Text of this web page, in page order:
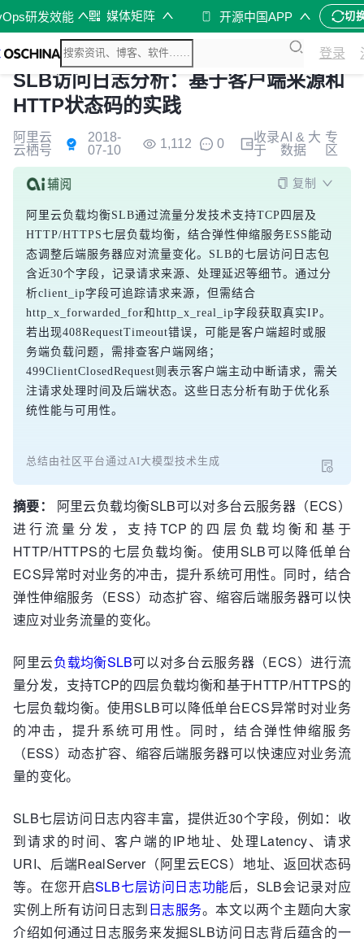
研发效能 媒体矩阵 开源中国APP 切
登录
SLB访问日志分析：基于客户端来源和
HTTP状态码的实践
阿里云
云栖号
2018-
07-10
1,112 0
收录
于
AI & 大
数据
专
区
复制
阿里云负载均衡SLB通过流量分发技术支持TCP四层及
HTTP/HTTPS七层负载均衡，结合弹性伸缩服务ESS能动
态调整后端服务器应对流量变化。SLB的七层访问日志包
含近30个字段，记录请求来源、处理延迟等细节。通过分
析client_ip字段可追踪请求来源，但需结合
http_x_forwarded_for和http_x_real_ip字段获取真实IP。
若出现408RequestTimeout错误，可能是客户端超时或服
务端负载问题，需排查客户端网络；
499ClientClosedRequest则表示客户端主动中断请求，需关
注请求处理时间及后端状态。这些日志分析有助于优化系
统性能与可用性。
总结由社区平台通过AI大模型技术生成
摘要：
阿里云负载均衡SLB可以对多台云服务器（ECS）
进行流量分发，支持TCP的四层负载均衡和基于
HTTP/HTTPS的七层负载均衡。使用SLB可以降低单台
ECS异常时对业务的冲击，提升系统可用性。同时，结合
弹性伸缩服务（ESS）动态扩容、缩容后端服务器可以快
速应对业务流量的变化。
阿里云负载均衡SLB可以对多台云服务器（ECS）进行流
量分发，支持TCP的四层负载均衡和基于HTTP/HTTPS的
七层负载均衡。使用SLB可以降低单台ECS异常时对业务
的冲击，提升系统可用性。同时，结合弹性伸缩服务
（ESS）动态扩容、缩容后端服务器可以快速应对业务流
量的变化。
SLB七层访问日志内容丰富，提供近30个字段，例如：收
到请求的时间、客户端的IP地址、处理Latency、请求
URI、后端RealServer（阿里云ECS）地址、返回状态码
等。在您开启SLB七层访问日志功能后，SLB会记录对应
实例上所有访问日志到日志服务。本文以两个主题向大家
介绍如何通过日志服务来发掘SLB访问日志背后蕴含的一